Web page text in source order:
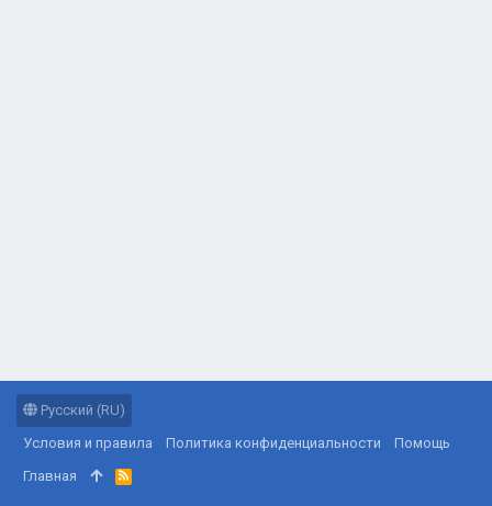
Русский (RU)
Условия и правила
Политика конфиденциальности
Помощь
Главная
R
S